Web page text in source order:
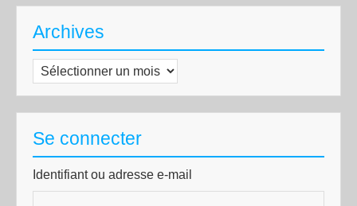
Archives
Archives
Se connecter
Identifiant ou adresse e-mail